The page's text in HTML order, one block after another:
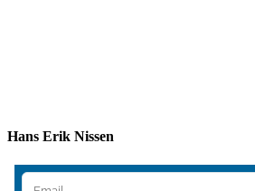
Hans Erik Nissen